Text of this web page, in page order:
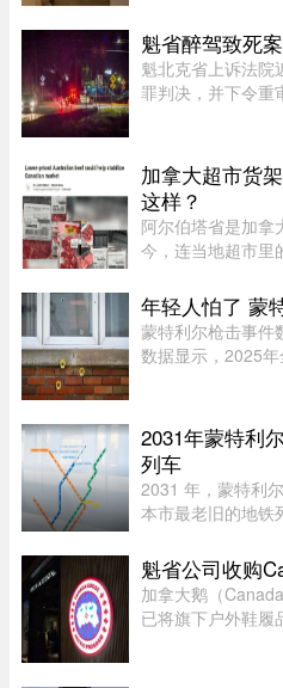
批年轻人围观、起
止。据CTV新闻报
魁省醉驾致死
魁北克省上诉法院
罪判决，并下令重
Yannick Potvin驾
加拿大超市货
这样？
阿尔伯塔省是加拿
今，连当地超市里
亚等国家的牛肉开
比本地同类牛肉每
年轻人怕了 蒙
蒙特利尔枪击事件
数据显示，2025
到持枪犯罪可能面
2031年蒙特利
列车
2031 年，蒙特利
本市最老旧的地铁
六年后，当蓝线延
的 Azur 列车从绿
魁省公司收购
加拿大鹅（
已将旗下户外鞋履